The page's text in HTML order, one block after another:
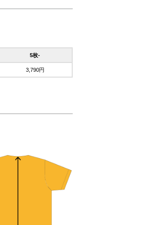
5枚-
3,790円